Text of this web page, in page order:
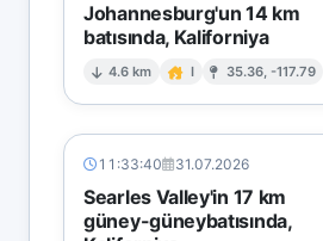
Johannesburg'un 14 km
batısında, Kaliforniya
4.6 km I 35.36, -117.79
11:33:40 31.07.2026
Searles Valley'in 17 km
güney-güneybatısında,